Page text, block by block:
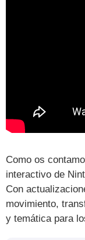
Como os
interactivo de
Con
movimiento,
y temática para